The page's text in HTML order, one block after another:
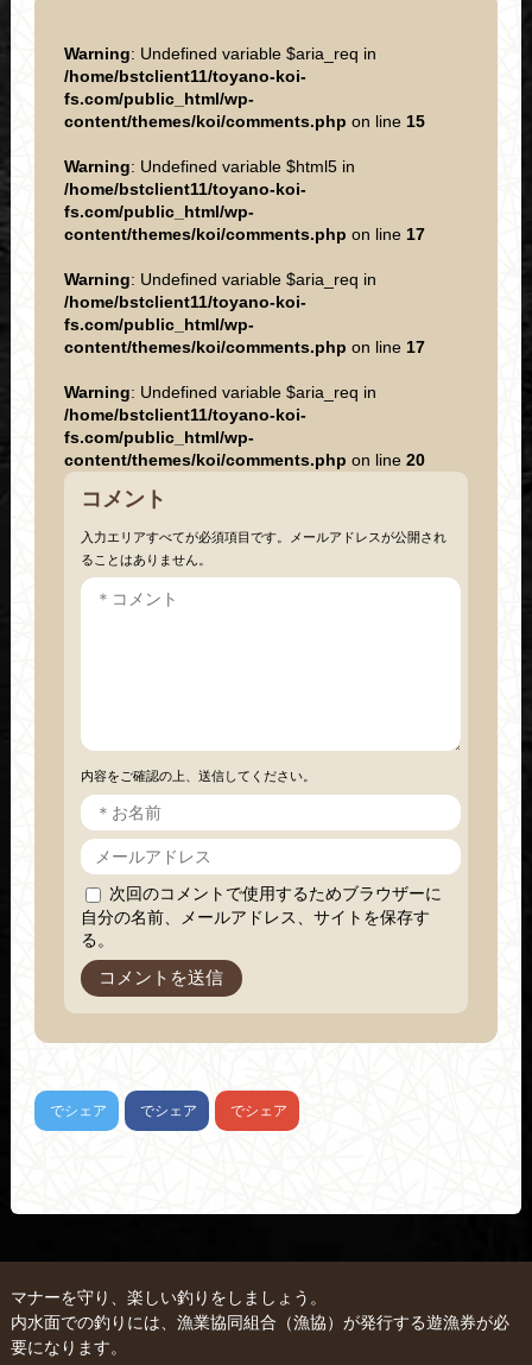
Warning: Undefined variable $aria_req in
/home/bstclient11/toyano-koi-
fs.com/public_html/wp-
content/themes/koi/comments.php on line 15
Warning: Undefined variable $html5 in
/home/bstclient11/toyano-koi-
fs.com/public_html/wp-
content/themes/koi/comments.php on line 17
Warning: Undefined variable $aria_req in
/home/bstclient11/toyano-koi-
fs.com/public_html/wp-
content/themes/koi/comments.php on line 17
Warning: Undefined variable $aria_req in
/home/bstclient11/toyano-koi-
fs.com/public_html/wp-
content/themes/koi/comments.php on line 20
コメント
入力エリアすべてが必須項目です。メールアドレスが公開され
ることはありません。
内容をご確認の上、送信してください。
次回のコメントで使用するためブラウザーに
自分の名前、メールアドレス、サイトを保存す
る。
でシェア でシェア でシェア
マナーを守り、楽しい釣りをしましょう。
内水面での釣りには、漁業協同組合（漁協）が発行する遊漁券が必
要になります。